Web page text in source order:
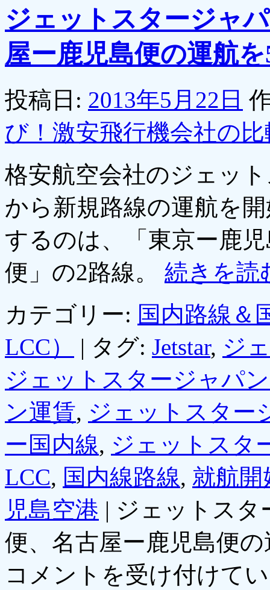
ジェットスタージャ
屋ー鹿児島便の運航
投稿日: 2013年5月22日
び！激安飛行機会社の
格安航空会社のジェッ
から新規路線の運航を
するのは、「東京ー鹿
便」の2路線。 続きを
カテゴリー: 国内路線＆
LCC）
| タグ: Jetstar, ジ
ジェットスタージャパ
ン運賃, ジェットスター
ー国内線, ジェットスタ
LCC, 国内線路線, 就航開
児島空港 | ジェットスタ
便、名古屋ー鹿児島便
コメントを受け付けて